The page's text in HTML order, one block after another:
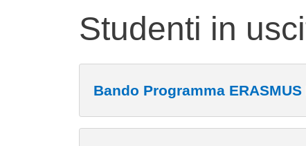
Studenti in
Bando Programma